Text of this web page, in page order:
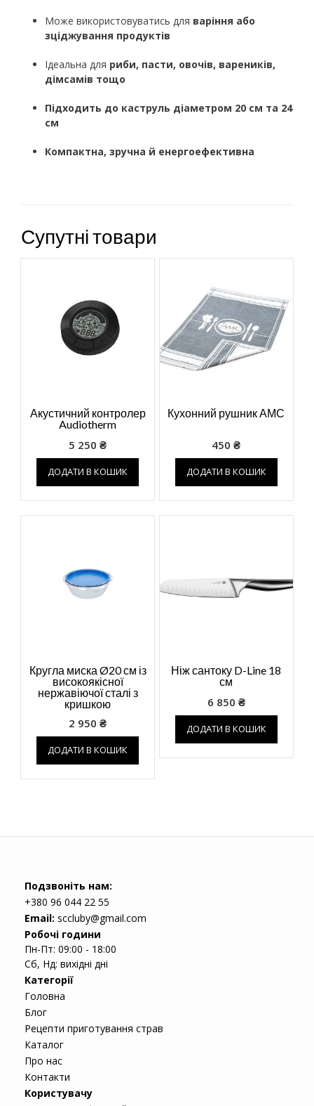
Може використовуватись для варіння або
зціджування продуктів
Ідеальна для риби, пасти, овочів, вареників,
дімсамів тощо
Підходить до каструль діаметром 20 см та 24
см
Компактна, зручна й енергоефективна
Супутні товари
Акустичний контролер
Audiotherm
5 250₴
ДОДАТИ В КОШИК
Кухонний рушник АМС
450₴
ДОДАТИ В КОШИК
Кругла миска Ø20 см із
високоякісної
нержавіючої сталі з
кришкою
2 950₴
ДОДАТИ В КОШИК
Ніж сантоку D-Line 18
см
6 850 ₴
ДОДАТИ В КОШИК
Подзвоніть нам:
+380 96 044 22 55
Email: sccluby@gmail.com
Робочі години
Пн-Пт: 09:00 - 18:00
Сб, Нд: вихідні дні
Категорії
Головна
Блог
Рецепти приготування страв
Каталог
Про нас
Контакти
Користувачу